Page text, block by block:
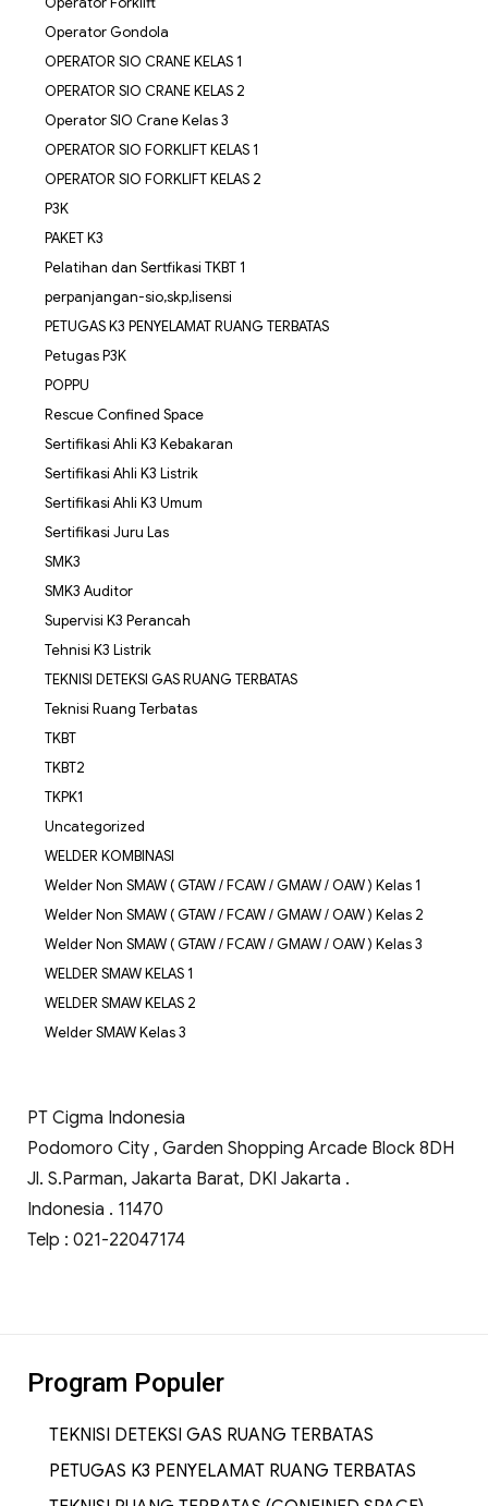
Operator Gondola
OPERATOR SIO CRANE KELAS 1
OPERATOR SIO CRANE KELAS 2
Operator SIO Crane Kelas 3
OPERATOR SIO FORKLIFT KELAS 1
OPERATOR SIO FORKLIFT KELAS 2
P3K
PAKET K3
Pelatihan dan Sertfikasi TKBT 1
perpanjangan-sio,skp,lisensi
PETUGAS K3 PENYELAMAT RUANG TERBATAS
Petugas P3K
POPPU
Rescue Confined Space
Sertifikasi Ahli K3 Kebakaran
Sertifikasi Ahli K3 Listrik
Sertifikasi Ahli K3 Umum
Sertifikasi Juru Las
SMK3
SMK3 Auditor
Supervisi K3 Perancah
Tehnisi K3 Listrik
TEKNISI DETEKSI GAS RUANG TERBATAS
Teknisi Ruang Terbatas
TKBT
TKBT2
TKPK1
Uncategorized
WELDER KOMBINASI
Welder Non SMAW ( GTAW / FCAW / GMAW / OAW ) Kelas 1
Welder Non SMAW ( GTAW / FCAW / GMAW / OAW ) Kelas 2
Welder Non SMAW ( GTAW / FCAW / GMAW / OAW ) Kelas 3
WELDER SMAW KELAS 1
WELDER SMAW KELAS 2
Welder SMAW Kelas 3
PT Cigma Indonesia
Podomoro City , Garden Shopping Arcade Block 8DH
Jl. S.Parman, Jakarta Barat, DKI Jakarta .
Indonesia . 11470
Telp : 021-22047174
Program Populer
TEKNISI DETEKSI GAS RUANG TERBATAS
PETUGAS K3 PENYELAMAT RUANG TERBATAS